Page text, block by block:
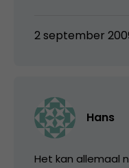
2 september
Hans
Het kan allemaal